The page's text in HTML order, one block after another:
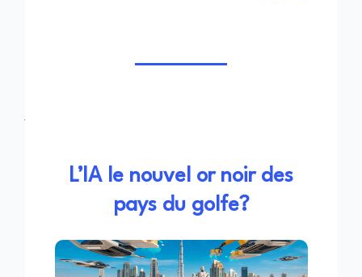
L’IA le nouvel or noir des
pays du golfe?